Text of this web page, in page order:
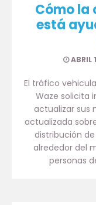
Cómo la
está
ABRIL
El tráfico
Waze solicita
actualizar sus
actualizada
distribución de
alrededor del
personas